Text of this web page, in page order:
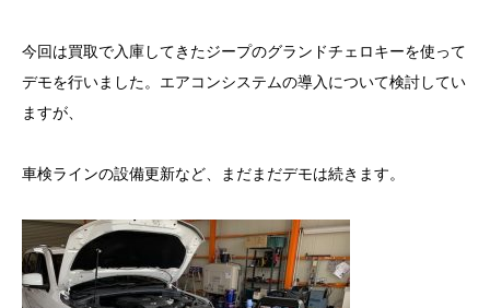
今回は買取で入庫してきたジープのグランドチェロキーを使って
デモを行いました。エアコンシステムの導入について検討してい
ますが、
車検ラインの設備更新など、まだまだデモは続きます。